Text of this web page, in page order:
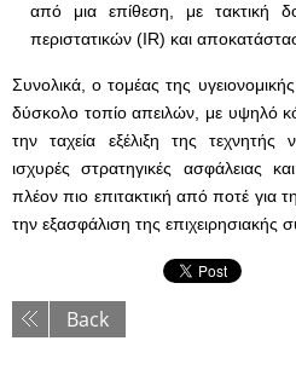
από μια επίθεση, με τακτική
περιστατικών (IR) και
Συνολικά, ο τομέας της
δύσκολο τοπίο απειλών, με υψηλό
την ταχεία εξέλιξη της
ισχυρές στρατηγικές ασφάλειας
πλέον πιο επιτακτική από ποτέ για
την εξασφάλιση της επιχειρησιακής
Back